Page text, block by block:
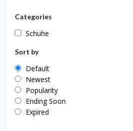
Categories
Schuhe
Sort by
Default
Newest
Popularity
Ending Soon
Expired